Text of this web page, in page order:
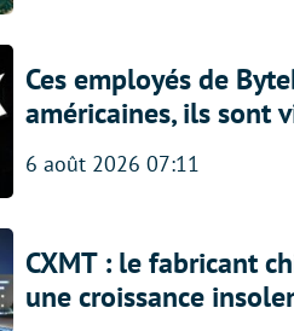
Ces employés de
américaines, ils sont
6 août 2026 07:11
CXMT : le fabricant
une croissance